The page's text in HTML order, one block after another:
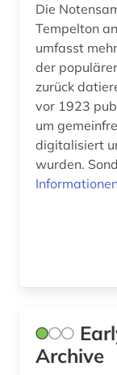
fid
Die
Tempelton
umfasst
der
zurück
vor 1923
um
digitalisiert
Archive